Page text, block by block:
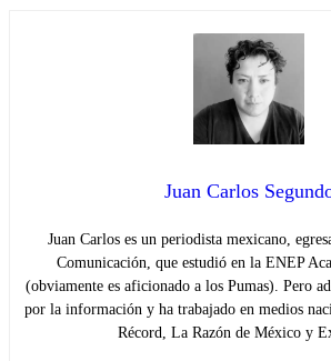
Juan Carlos
Juan Carlos es un periodista mexicano,
Comunicación, que estudió en la ENEP
(obviamente es aficionado a los Pumas). Pero
por la información y ha trabajado en medios
Récord, La Razón de México y